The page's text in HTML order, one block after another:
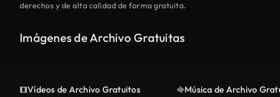
derechos y de alta calidad de forma gratuita.
Imágenes de Archivo Gratuitas
Vídeos de Archivo Gratuitos Música de Archivo